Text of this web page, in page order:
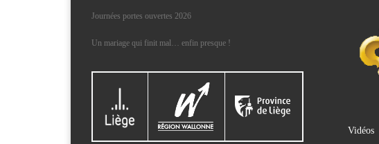
Journées portes ouvertes 2026
Un mariage qui finit mal… enfin presque !
Vidéos